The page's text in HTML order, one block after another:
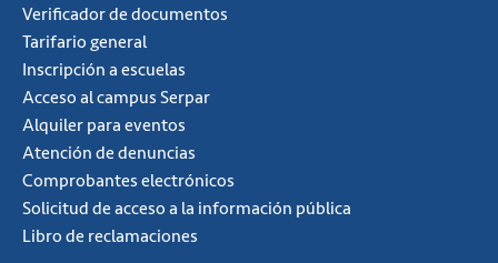
Verificador de documentos
Tarifario general
Inscripción a escuelas
Acceso al campus Serpar
Alquiler para eventos
Atención de denuncias
Comprobantes electrónicos
Solicitud de acceso a la información pública
Libro de reclamaciones